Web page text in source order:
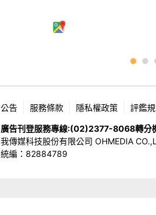
公告 服務條款 隱私權政策 評鑑
廣告刊登服務專線:(02)2377-8068轉分
我傳媒科技股份有限公司 OHMEDIA
統編：82884789